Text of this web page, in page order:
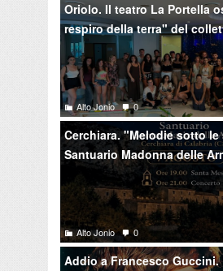
Oriolo. Il teatro La Portella
respiro della terra" del
Alto Jonio 0
Cerchiara. "Melodie sotto
Santuario Madonna delle
Alto Jonio 0
Addio a Francesco Guccini.